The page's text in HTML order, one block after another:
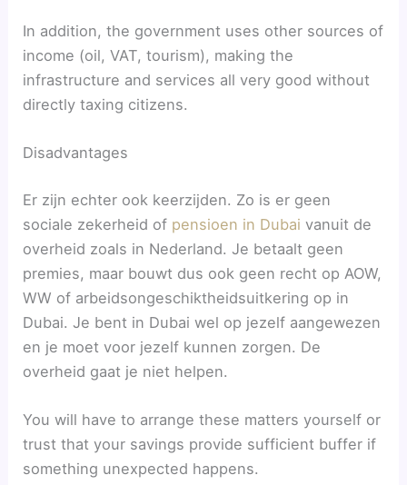
In addition, the government uses other sources of
income (oil, VAT, tourism), making the
infrastructure and services all very good without
directly taxing citizens.
Disadvantages
Er zijn echter ook keerzijden. Zo is er geen
sociale zekerheid of pensioen in Dubai vanuit de
overheid zoals in Nederland. Je betaalt geen
premies, maar bouwt dus ook geen recht op AOW,
WW of arbeidsongeschiktheidsuitkering op in
Dubai. Je bent in Dubai wel op jezelf aangewezen
en je moet voor jezelf kunnen zorgen. De
overheid gaat je niet helpen.
You will have to arrange these matters yourself or
trust that your savings provide sufficient buffer if
something unexpected happens.